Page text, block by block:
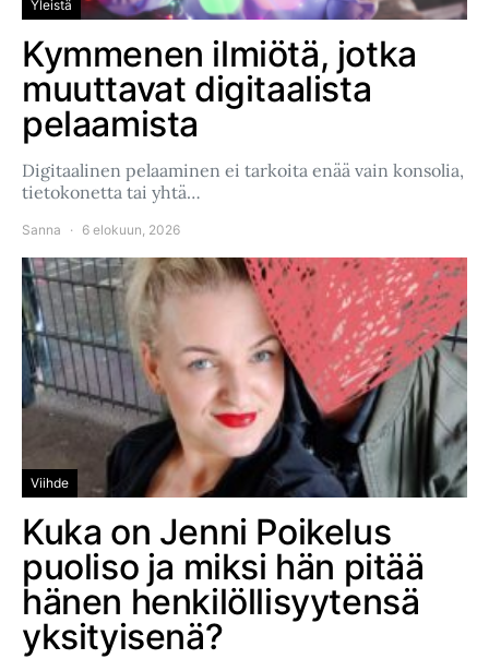
Yleistä
Kymmenen ilmiötä, jotka
muuttavat digitaalista
pelaamista
Digitaalinen pelaaminen ei tarkoita enää vain konsolia,
tietokonetta tai yhtä…
Sanna 6 elokuun, 2026
Viihde
Kuka on Jenni Poikelus
puoliso ja miksi hän pitää
hänen henkilöllisyytensä
yksityisenä?